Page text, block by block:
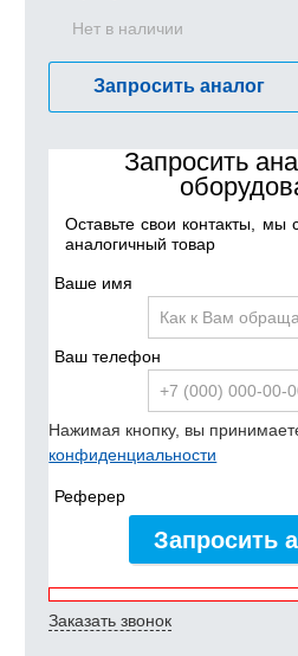
Нет в наличии
Запросить аналог
Запросить
Оставьте свои контакты, мы
аналогичный товар
Ваше имя
Ваш телефон
Нажимая кнопку, вы
конфиденциальности
Реферер
Запросить
Заказать звонок